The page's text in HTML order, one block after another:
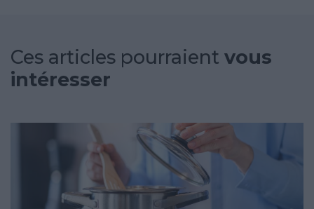
Ces articles pourraient vous
intéresser